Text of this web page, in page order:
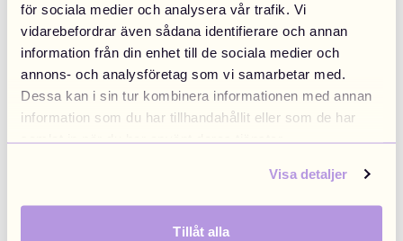
för sociala medier och analysera vår trafik. Vi
vidarebefordrar även sådana identifierare och annan
information från din enhet till de sociala medier och
annons- och analysföretag som vi samarbetar med.
Dessa kan i sin tur kombinera informationen med annan
information som du har tillhandahållit eller som de har
samlat in när du har använt deras tjänster.
Visa detaljer
Tillåt alla
Application error: a client-side exception has occurred (see the
browser console for more information).